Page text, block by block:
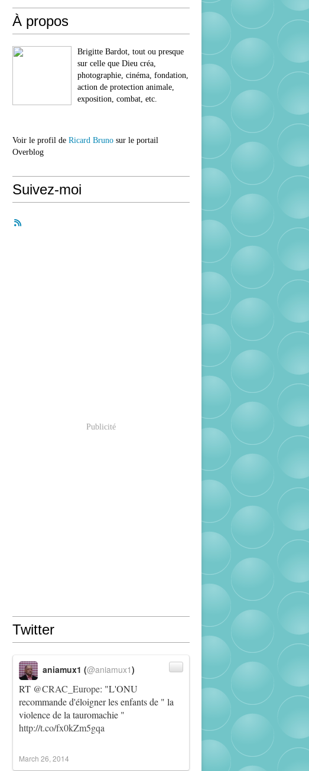
À propos
Brigitte Bardot, tout ou presque
sur celle que Dieu créa,
photographie, cinéma, fondation,
action de protection animale,
exposition, combat, etc.
Voir le profil de Ricard Bruno sur le portail
Overblog
Suivez-moi
Publicité
Twitter
RT @CRAC_Europe: "L'ONU
recommande d'éloigner les enfants de " la
violence de la tauromachie "
http://t.co/fx0kZm5gqa
aniamux1 (@aniamux1)
March 26, 2014